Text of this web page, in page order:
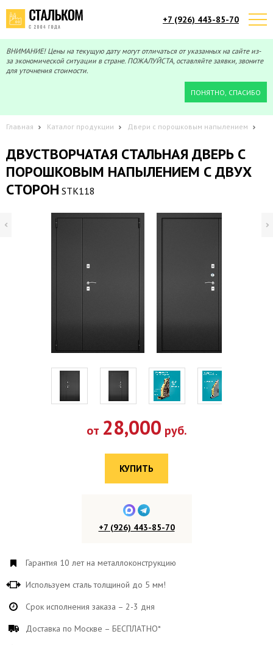
+7 (926) 443-85-70
ВНИМАНИЕ! Цены на текущую дату могут отличаться от указанных на сайте из-
за экономической ситуации в стране. ПОЖАЛУЙСТА, оставляйте заявки, звоните
для уточнения стоимости.
ПОНЯТНО, СПАСИБО
Главная Каталог продукции Двери с порошковым напылением
ДВУСТВОРЧАТАЯ СТАЛЬНАЯ ДВЕРЬ С
ПОРОШКОВЫМ НАПЫЛЕНИЕМ С ДВУХ
СТОРОН STK118
от 28,000 руб.
КУПИТЬ
+7 (926) 443-85-70
Гарантия 10 лет на металлоконструкцию
Используем сталь толщиной до 5 мм!
Срок исполнения заказа – 2-3 дня
Доставка по Москве – БЕСПЛАТНО*
Telegram
Max